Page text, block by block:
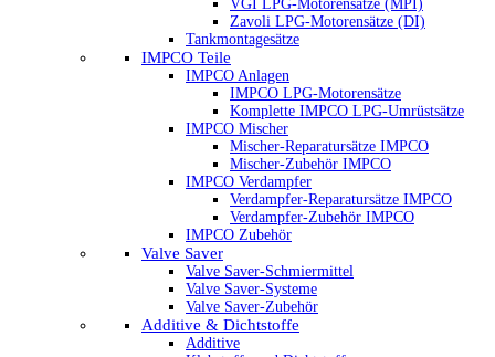
VGI LPG-Motorensätze (MPI)
Zavoli LPG-Motorensätze (DI)
Tankmontagesätze
IMPCO Teile
IMPCO Anlagen
IMPCO LPG-Motorensätze
Komplette IMPCO LPG-Umrüstsätze
IMPCO Mischer
Mischer-Reparatursätze IMPCO
Mischer-Zubehör IMPCO
IMPCO Verdampfer
Verdampfer-Reparatursätze IMPCO
Verdampfer-Zubehör IMPCO
IMPCO Zubehör
Valve Saver
Valve Saver-Schmiermittel
Valve Saver-Systeme
Valve Saver-Zubehör
Additive & Dichtstoffe
Additive